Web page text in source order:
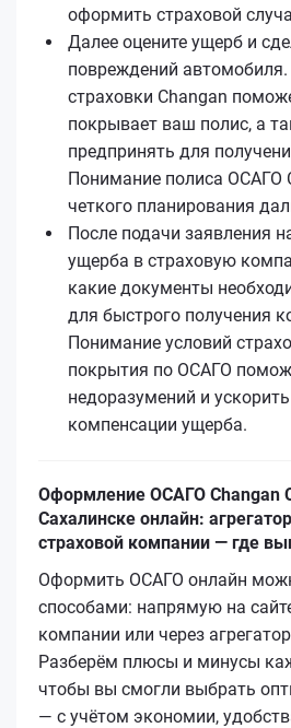
оформить страховой
Далее оцените ущерб и
повреждений автомобиля.
страховки Changan
покрывает ваш полис, а
предпринять для
Понимание полиса ОСАГО
четкого планирования
После подачи заявления
ущерба в страховую
какие документы
для быстрого получения
Понимание условий
покрытия по ОСАГО
недоразумений и
компенсации ущерба.
Оформление ОСАГО Changan
Сахалинске онлайн:
страховой компании — где
Оформить ОСАГО онлайн
способами: напрямую на
компании или через
Разберём плюсы и минусы
чтобы вы смогли выбрать
— с учётом экономии,